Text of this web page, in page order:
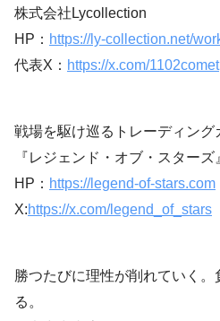
株式会社Lycollection
HP： https://ly-collection.net/
代表X： https://x.com/1102comet
戦場を駆け巡るトレーディング
『レジェンド・オブ・スターズ
HP： https://legend-of-stars.com
X:https://x.com/legend_of_stars
勝つたびに理性が削れていく
る。